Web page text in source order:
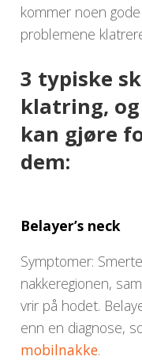
kommer noen
problemene
3 typiske
klatring,
kan gjøre
dem:
Belayer’s neck
Symptomer:
nakkeregionen,
vrir på hodet.
enn en diagnose,
mobilnakke.